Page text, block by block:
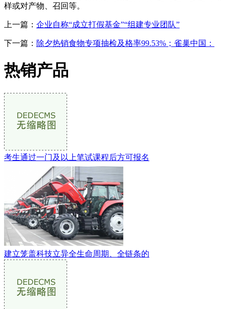
样或对产物、召回等。
上一篇： 企业自称“成立打假基金”“组建专业团队”
下一篇： 除夕热销食物专项抽检及格率99.53%；雀巢中国：
热销产品
考生通过一门及以上笔试课程后方可报名
建立笼盖科技立异全生命周期、全链条的